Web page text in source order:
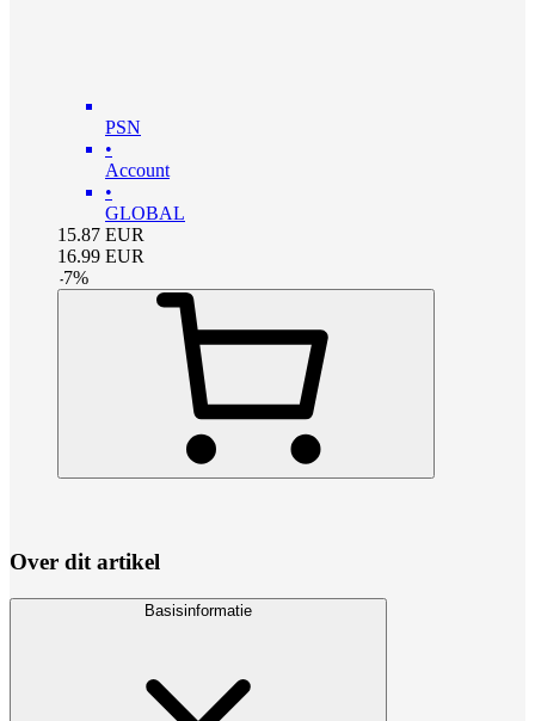
PSN
•
Account
•
GLOBAL
15.87 EUR
16.99 EUR
-7%
Over dit artikel
Basisinformatie